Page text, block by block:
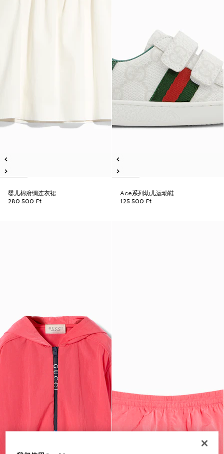
婴儿棉府绸连衣裙
280 500 Ft
Ace系列幼儿运动鞋
125 500 Ft